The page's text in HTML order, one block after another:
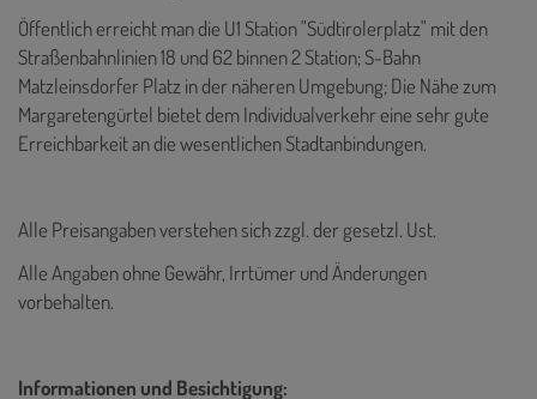
Öffentlich erreicht man die U1 Station "Südtirolerplatz" mit den
Straßenbahnlinien 18 und 62 binnen 2 Station; S-Bahn
Matzleinsdorfer Platz in der näheren Umgebung; Die Nähe zum
Margaretengürtel bietet dem Individualverkehr eine sehr gute
Erreichbarkeit an die wesentlichen Stadtanbindungen.
Alle Preisangaben verstehen sich zzgl. der gesetzl. Ust.
Alle Angaben ohne Gewähr, Irrtümer und Änderungen
vorbehalten.
Informationen und Besichtigung: